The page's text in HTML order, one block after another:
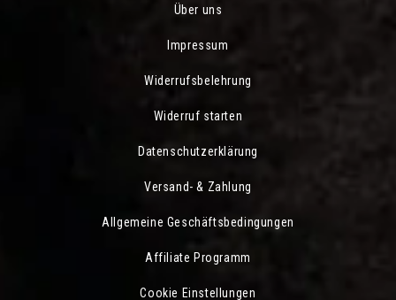
Über uns
Impressum
Widerrufsbelehrung
Widerruf starten
Datenschutzerklärung
Versand- & Zahlung
Allgemeine Geschäftsbedingungen
Affiliate Programm
Cookie Einstellungen